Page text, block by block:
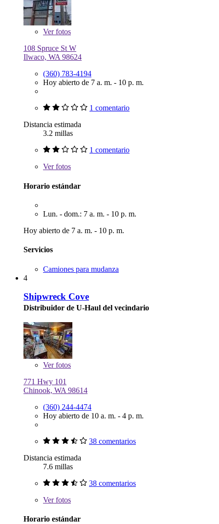
Verfotos
108 Spruce St W
Ilwaco, WA 98624
(360) 783-4194
Hoy abierto de 7 a. m. - 10 p. m.
1 comentario
Distancia estimada
3.2 millas
1 comentario
Verfotos
Horario estándar
Lun. - dom.: 7 a. m. - 10 p. m.
Hoy abierto de 7 a. m. - 10 p. m.
Servicios
Camiones para mudanza
4
Shipwreck Cove
Distribuidor de U-Haul del vecindario
Verfotos
771 Hwy 101
Chinook, WA 98614
(360) 244-4474
Hoy abierto de 10 a. m. - 4 p. m.
38 comentarios
Distancia estimada
7.6 millas
38 comentarios
Verfotos
Horario estándar